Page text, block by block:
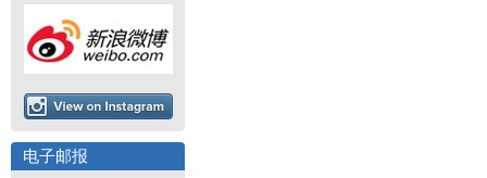
电子邮报